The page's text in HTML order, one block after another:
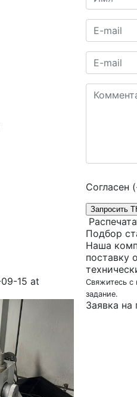
Согласен
Запросить
Подбор
Наша
поставку
Свяжитесь с
задание.
Заявка на